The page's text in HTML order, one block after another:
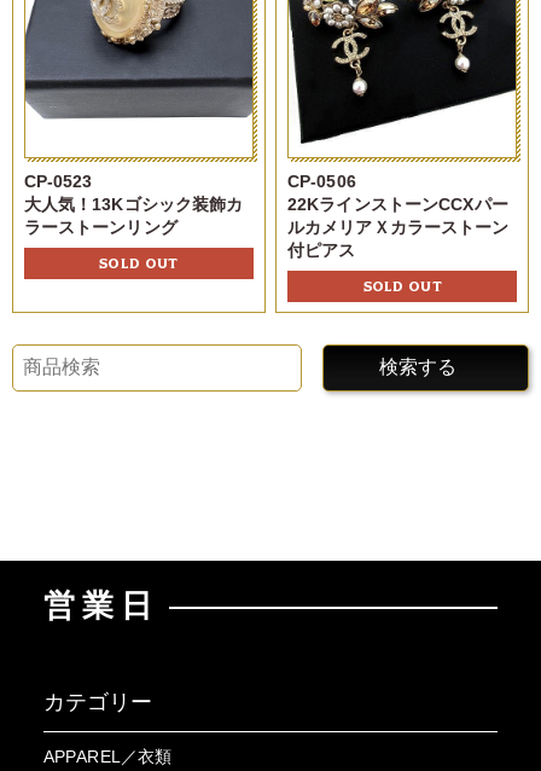
CP-0523
大人気！13Kゴシック装飾カ
ラーストーンリング
SOLD OUT
CP-0506
22KラインストーンCCXパー
ルカメリアＸカラーストーン
付ピアス
SOLD OUT
検索する
営業日
カテゴリー
APPAREL／衣類